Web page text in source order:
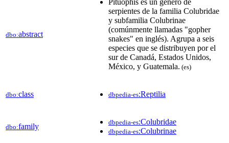
dbo:abstract
serpientes de la familia Colubridae
y subfamilia Colubrinae
(comúnmente llamadas "gopher
snakes" en inglés).​ Agrupa a seis
especies que se distribuyen por el
sur de Canadá, Estados Unidos,
México, y Guatemala.​ (es)
dbo:class dbpedia-es:Reptilia
dbo:family dbpedia-es:Colubridae
dbpedia-es:Colubrinae